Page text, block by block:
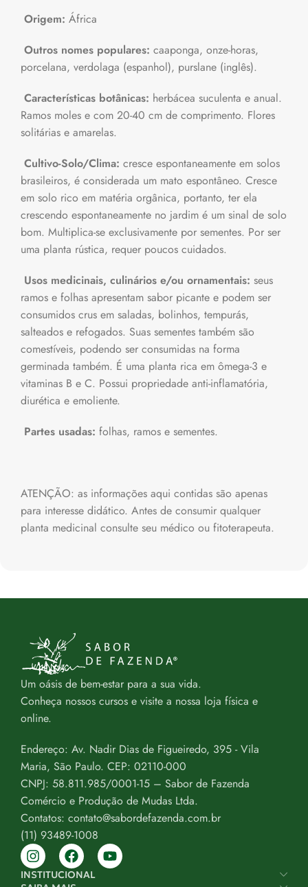
Origem: África
Outros nomes populares: caaponga, onze-horas,
porcelana, verdolaga (espanhol), purslane (inglês).
Características botânicas: herbácea suculenta e anual.
Ramos moles e com 20-40 cm de comprimento. Flores
solitárias e amarelas.
Cultivo-Solo/Clima: cresce espontaneamente em solos
brasileiros, é considerada um mato espontâneo. Cresce
em solo rico em matéria orgânica, portanto, ter ela
crescendo espontaneamente no jardim é um sinal de solo
bom. Multiplica-se exclusivamente por sementes. Por ser
uma planta rústica, requer poucos cuidados.
Usos medicinais, culinários e/ou ornamentais: seus
ramos e folhas apresentam sabor picante e podem ser
consumidos crus em saladas, bolinhos, tempurás,
salteados e refogados. Suas sementes também são
comestíveis, podendo ser consumidas na forma
germinada também. É uma planta rica em ômega-3 e
vitaminas B e C. Possui propriedade anti-inflamatória,
diurética e emoliente.
Partes usadas: folhas, ramos e sementes.
ATENÇÃO: as informações aqui contidas são apenas
para interesse didático. Antes de consumir qualquer
planta medicinal consulte seu médico ou fitoterapeuta.
Um oásis de bem-estar para a sua vida.
Conheça nossos cursos e visite a nossa loja física e
online.
Endereço: Av. Nadir Dias de Figueiredo, 395 - Vila
Maria, São Paulo. CEP: 02110-000
CNPJ: 58.811.985/0001-15 – Sabor de Fazenda
Comércio e Produção de Mudas Ltda.
Contatos: contato@sabordefazenda.com.br
(11) 93489-1008
INSTITUCIONAL